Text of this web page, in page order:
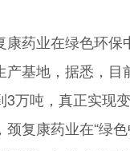
康药业在绿色环保
产基地，据悉，目
3万吨，真正实现
复康药业在“绿